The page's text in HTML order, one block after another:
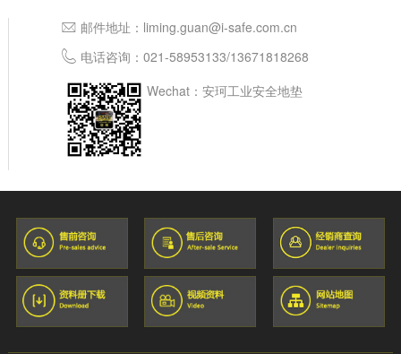
邮件地址： liming.guan@i-safe.com.cn
电话咨询： 021-58953133/13671818268
Wechat：安珂工业安全地垫